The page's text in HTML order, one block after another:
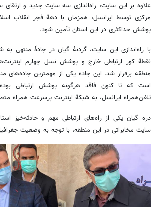
علاوه بر این سایت، راه‌اندازی سه سایت جدید و
مرکزی توسط ایرانسل، همزمان با دهۀفجر انقلاب
پوشش حداکثری در این استان تأمین شود.
با راه‌اندازی این سایت،گردنۀ گیاندر جادۀمنتهی به
نقطۀ
منطقه برقرار شد. این جاده یکی از مهمترین جاده‌های
است که تا کنون فاقد هرگونه پوشش ارتباطی
تلفن‌همراه ایرانسل، به شبکۀ اینترنت پرسرعت همراه
دره گیانیکی از راه‌های ارتباطی مهم و حادثه‌خیز
سایت مخابراتی در این منطقه، با توجه به وضعیت